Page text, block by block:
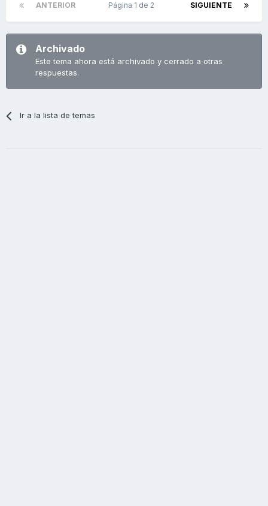
ANTERIOR SIGUIENTE
Página 1 de 2
Archivado
Este tema ahora está archivado y cerrado a otras
respuestas.
Ir a la lista de temas